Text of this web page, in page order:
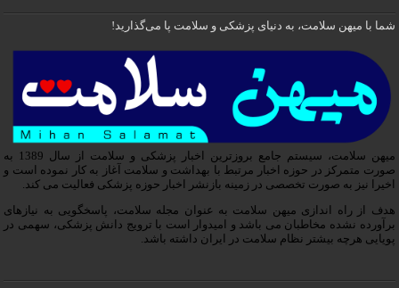
شما با میهن سلامت، به دنیای پزشکی و سلامت پا می‌گذارید!
میهن سلامت، سیستم جامع بروزترین اخبار پزشکی و سلامت از سال 1389 به
صورت متمرکز در حوزه اخبار مرتبط با بهداشت و سلامت آغاز به کار نموده است و
اخیرا نیز به صورت تخصصی در زمینه بازنشر اخبار حوزه پزشکی فعالیت می کند.
هدف از راه اندازی میهن سلامت به عنوان مجله سلامت، پاسخگویی به نیازهای
برآورده نشده مخاطبان می باشد و امیدوار است با ترویج دانش پزشکی، سهمی در
پویایی هرچه بیشتر نظام سلامت در ایران داشته باشد.